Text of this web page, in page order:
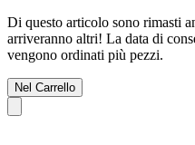
Di questo articolo sono rimasti
arriveranno altri! La data di
vengono ordinati più pezzi.
Nel Carrello